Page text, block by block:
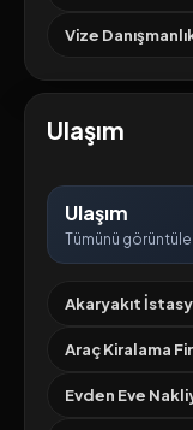
Vize
Ulaşım
Ulaşım
Tümünü görüntüle
Akaryakıt
Araç Kiralama
Evden Eve